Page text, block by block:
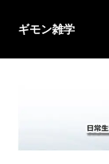
ギモン雑学